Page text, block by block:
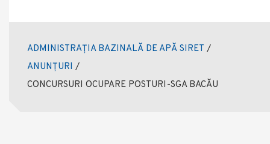
ADMINISTRAȚIA BAZINALĂ DE APĂ SIRET /
ANUNȚURI /
CONCURSURI OCUPARE POSTURI-SGA BACĂU